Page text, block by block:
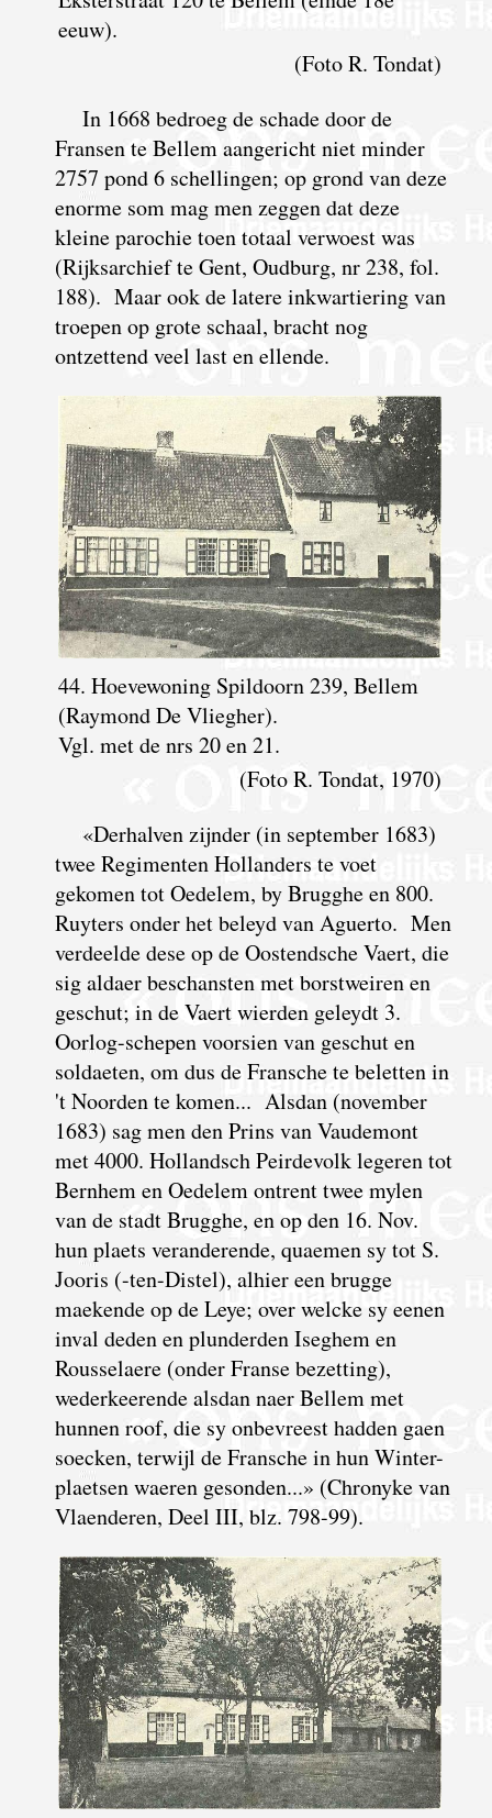
eeuw).
(Foto R. Tondat)
In 1668 bedroeg de schade door de
Fransen te Bellem aangericht niet minder
2757 pond 6 schellingen; op grond van deze
enorme som mag men zeggen dat deze
kleine parochie toen totaal verwoest was
(Rijksarchief te Gent, Oudburg, nr 238, fol.
188). Maar ook de latere inkwartiering van
troepen op grote schaal, bracht nog
ontzettend veel last en ellende.
44. Hoevewoning Spildoorn 239, Bellem
(Raymond De Vliegher).
Vgl. met de nrs 20 en 21.
(Foto R. Tondat, 1970)
«Derhalven zijnder (in september 1683)
twee Regimenten Hollanders te voet
gekomen tot Oedelem, by Brugghe en 800.
Ruyters onder het beleyd van Aguerto. Men
verdeelde dese op de Oostendsche Vaert, die
sig aldaer beschansten met borstweiren en
geschut; in de Vaert wierden geleydt 3.
Oorlog-schepen voorsien van geschut en
soldaeten, om dus de Fransche te beletten in
't Noorden te komen... Alsdan (november
1683) sag men den Prins van Vaudemont
met 4000. Hollandsch Peirdevolk legeren tot
Bernhem en Oedelem ontrent twee mylen
van de stadt Brugghe, en op den 16. Nov.
hun plaets veranderende, quaemen sy tot S.
Jooris (-ten-Distel), alhier een brugge
maekende op de Leye; over welcke sy eenen
inval deden en plunderden Iseghem en
Rousselaere (onder Franse bezetting),
wederkeerende alsdan naer Bellem met
hunnen roof, die sy onbevreest hadden gaen
soecken, terwijl de Fransche in hun Winter-
plaetsen waeren gesonden...» (Chronyke van
Vlaenderen, Deel III, blz. 798-99).